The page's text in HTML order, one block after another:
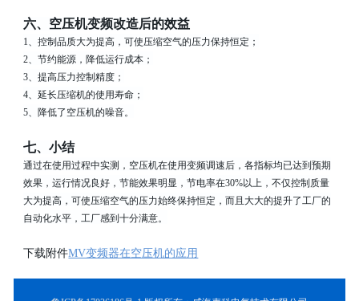
六、空压机变频改造后的效益
1
、控制品质大为提高，可使压缩空气的压力保持恒定；
2 、节约能源，降低运行成本；
3 、提高压力控制精度；
4 、延长压缩机的使用寿命；
5 、降低了空压机的噪音。
七、小结
通过在使用过程中实测，空压机在使用变频调速后，各指标均已达到预期
效果，运行情况良好，节能效果明显，节电率在30%以上，不仅控制质量
大为提高，可使压缩空气的压力始终保持恒定，而且大大的提升了工厂的
自动化水平，工厂感到十分满意。
下载附件MV变频器在空压机的应用